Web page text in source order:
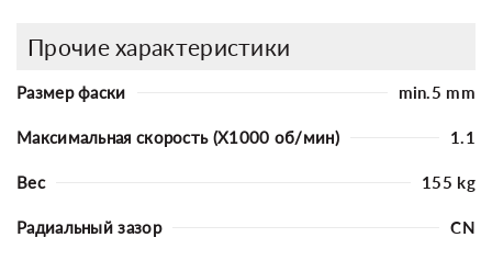
Прочие характеристики
Размер фаски min.5 mm
Максимальная скорость (X1000 об/мин) 1.1
Вес 155 kg
Радиальный зазор CN